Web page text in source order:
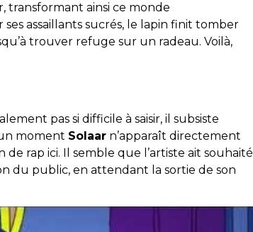
transformant ainsi ce monde
assaillants sucrés, le lapin finit tomber
trouver refuge sur un radeau. Voilà,
pas si difficile à saisir, il subsiste
moment Solaar n’apparaît directement
de rap ici. Il semble que l’artiste ait souhaité
du public, en attendant la sortie de son